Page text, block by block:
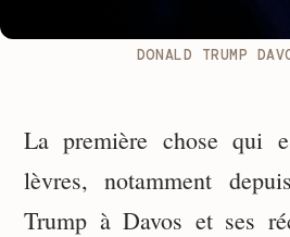
DONALD TRUMP
La première chose qui
lèvres, notamment
Trump à Davos et ses